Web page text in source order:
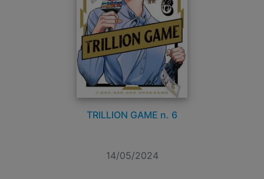
TRILLION GAME n. 6
14/05/2024